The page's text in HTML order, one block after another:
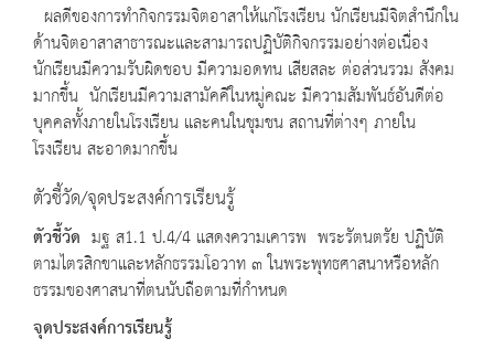
ผลดีของการทำกิจกรรมจิตอาสาให้แก่โรงเรียน นักเรียนมีจิตสำนึกใน
ด้านจิตอาสาสาธารณะและสามารถปฏิบัติกิจกรรมอย่างต่อเนื่อง
นักเรียนมีความรับผิดชอบ มีความอดทน เสียสละ ต่อส่วนรวม สังคม
มากขึ้น นักเรียนมีความสามัคคีในหมู่คณะ มีความสัมพันธ์อันดีต่อ
บุคคลทั้งภายในโรงเรียน และคนในชุมชน สถานที่ต่างๆ ภายใน
โรงเรียน สะอาดมากขึ้น
ตัวชี้วัด/จุดประสงค์การเรียนรู้
ตัวชี้วัด มฐ ส1.1 ป.4/4 แสดงความเคารพ พระรัตนตรัย ปฏิบัติ
ตามไตรสิกขาและหลักธรรมโอวาท ๓ ในพระพุทธศาสนาหรือหลัก
ธรรมของศาสนาที่ตนนับถือตามที่กำหนด
จุดประสงค์การเรียนรู้